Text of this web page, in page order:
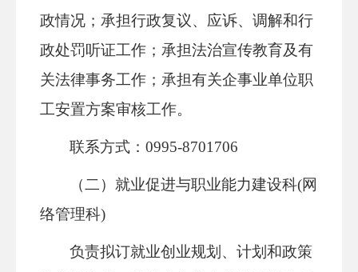
政情况；承担行政复议、应诉、调解和行
政处罚听证工作；承担法治宣传教育及有
关法律事务工作；承担有关企事业单位职
工安置方案审核工作。
联系方式：0995-8701706
（二）就业促进与职业能力建设科(网
络管理科)
负责拟订就业创业规划、计划和政策